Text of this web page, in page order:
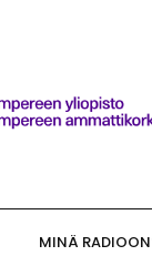
MINÄ